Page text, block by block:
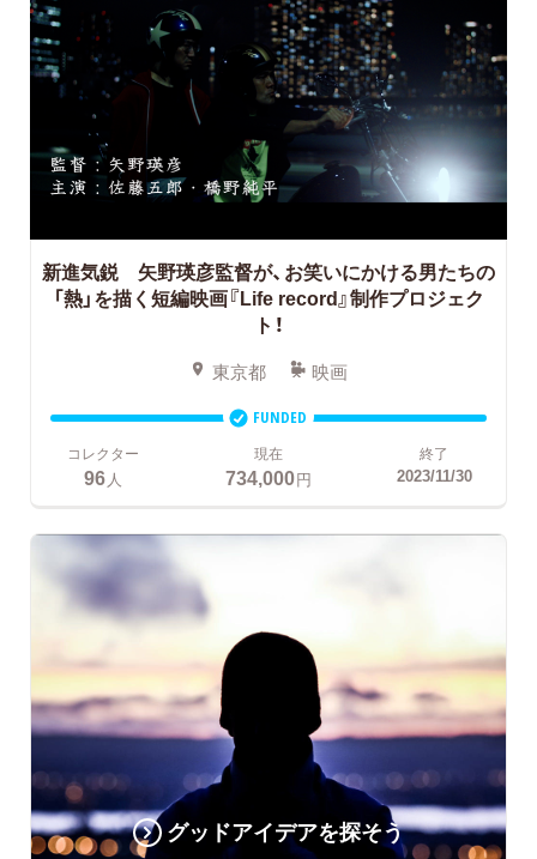
新進気鋭 矢野瑛彦監督が、お笑いにかける男たちの
「熱」を描く短編映画『Life record』制作プロジェク
ト！
東京都 映画
FUNDED
コレクター
96 人
現在
734,000円
終了
2023/11/30
グッドアイデアを探そう